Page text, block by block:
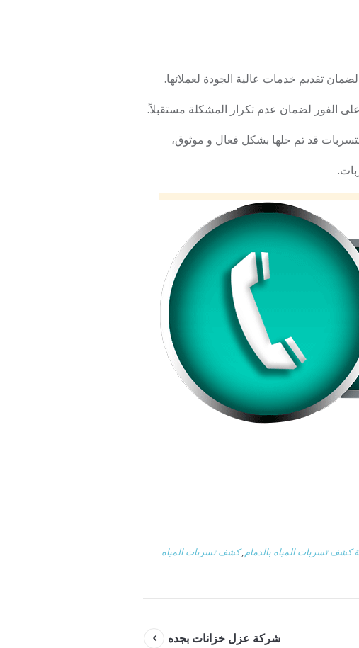
تقديم خدمات عالية الجودة لعملائها.
الفور لضمان عدم تكرار المشكلة مستقبلاً.
قد تم حلها بشكل فعال و موثوق،
كشف تسربات المياه بالدمام,كشف تسربات المياه
شركة عزل خزانات بجده